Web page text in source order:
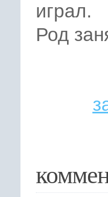
играл.
Род